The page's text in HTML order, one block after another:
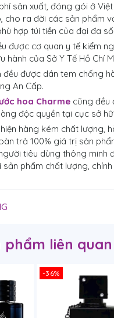
sản xuất, đóng gói ở
cho ra đời các sản phẩm
hợp túi tiền của đại đa
được cơ quan y tế kiểm
hành của Sở Y Tế Hồ Chí
đều được dán tem chống
An Cấp.
hoa Charme cũng đều
độc quyền tại cục sở
hàng kém chất lượng,
trả 100% giá trị sản
tiêu dùng thông minh
phẩm chất lượng, chính
phẩm liên quan
-36%